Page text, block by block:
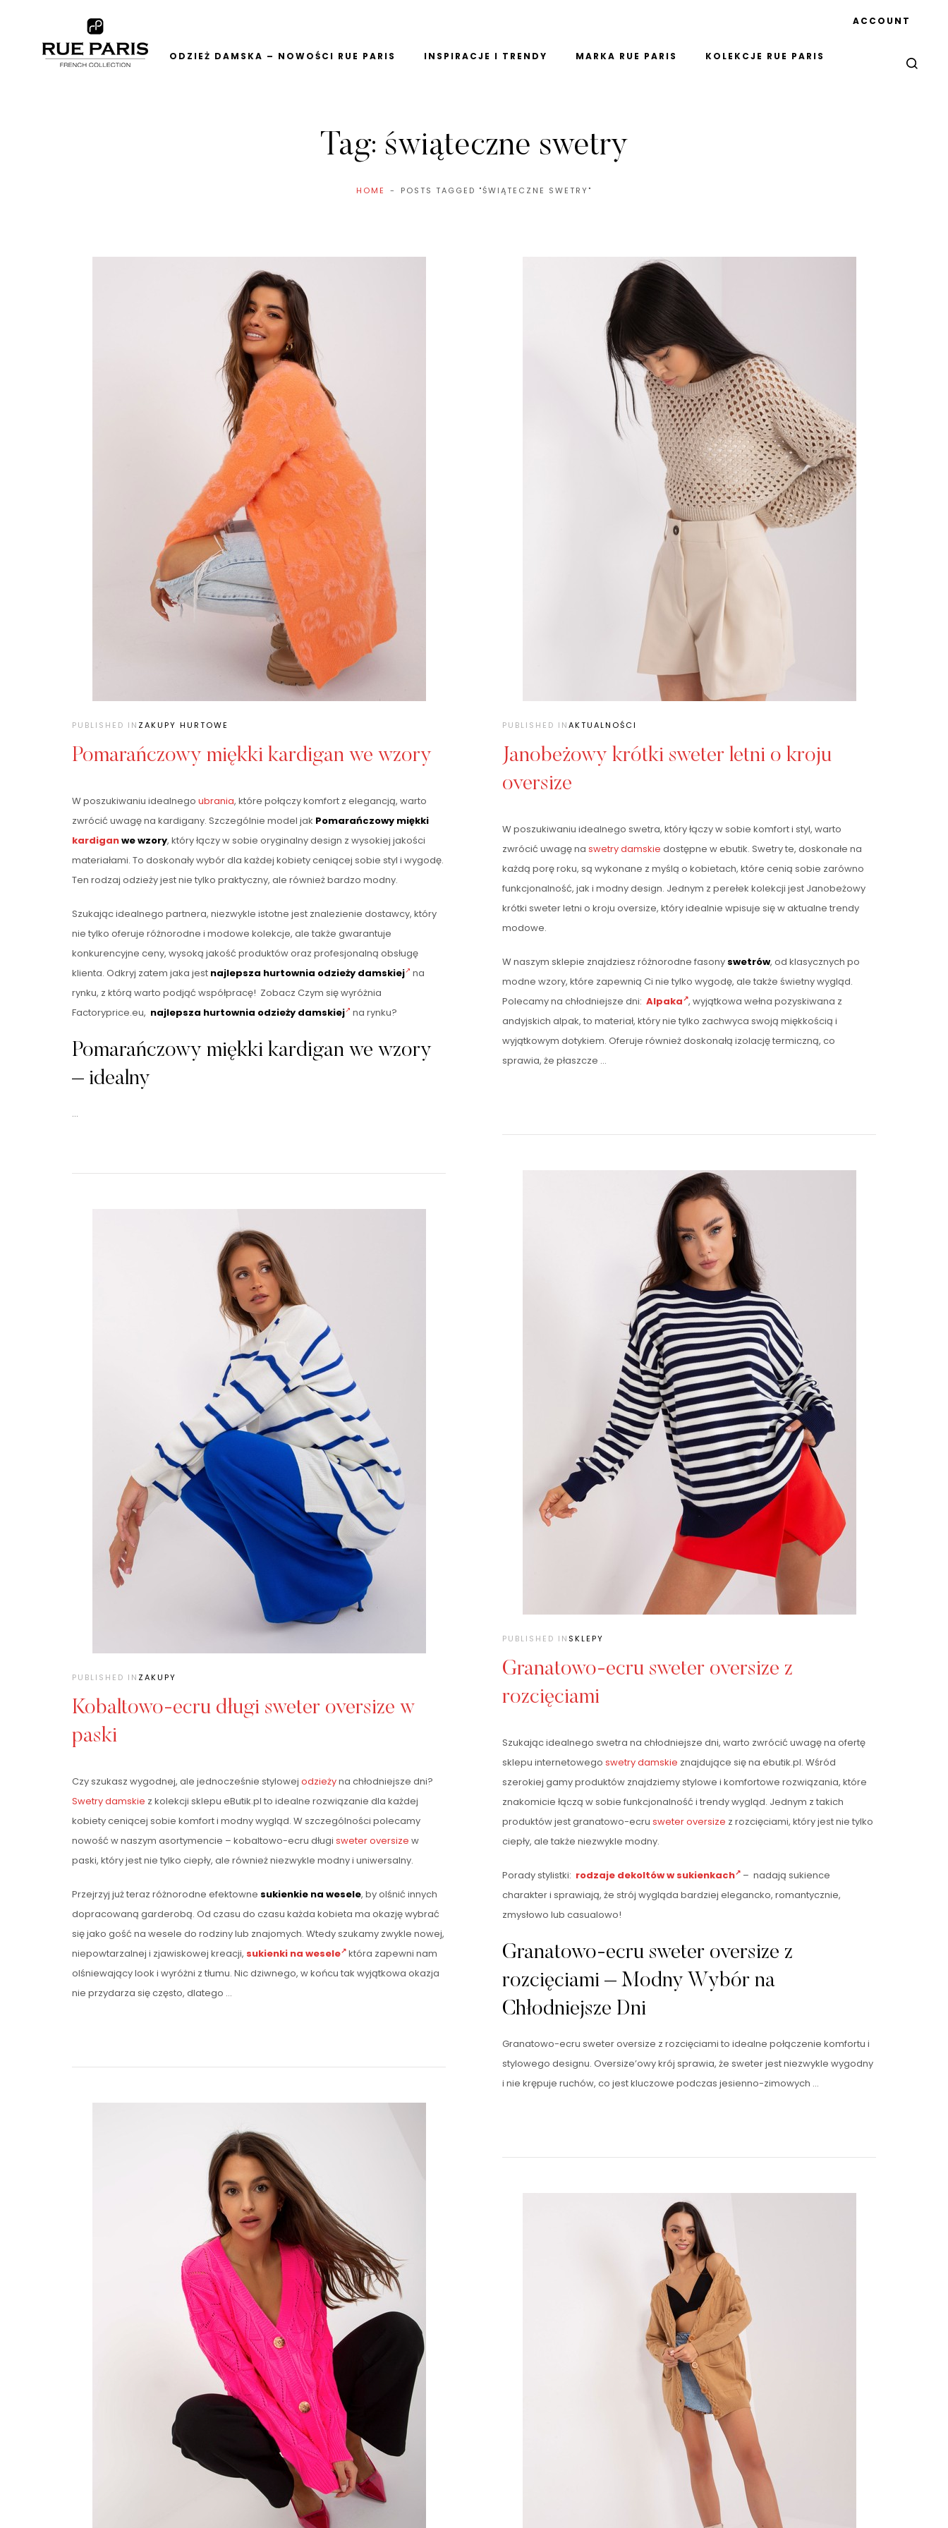
ODZIEŻ DAMSKA – NOWOŚCI RUE PARIS INSPIRACJE I TRENDY MARKA RUE PARIS KOLEKCJE RUE PARIS
ACCOUNT
Tag: świąteczne swetry
HOME POSTS TAGGED "ŚWIĄTECZNE SWETRY"
PUBLISHED IN ZAKUPY HURTOWE
Pomarańczowy miękki kardigan we wzory
W poszukiwaniu idealnego ubrania, które połączy komfort z elegancją, warto
zwrócić uwagę na kardigany. Szczególnie model jak Pomarańczowy miękki
kardiganwe wzory, który łączy w sobie oryginalny design z wysokiej jakości
materiałami. To doskonały wybór dla każdej kobiety ceniącej sobie styl i wygodę.
Ten rodzaj odzieży jest nie tylko praktyczny, ale również bardzo modny.
Szukając idealnego partnera, niezwykle istotne jest znalezienie dostawcy, który
nie tylko oferuje różnorodne i modowe kolekcje, ale także gwarantuje
konkurencyjne ceny, wysoką jakość produktów oraz profesjonalną obsługę
klienta. Odkryj zatem jaka jest najlepsza hurtownia odzieży damskiej na
rynku, z którą warto podjąć współpracę! Zobacz Czym się wyróżnia
Factoryprice.eu, najlepsza hurtownia odzieży damskiej na rynku?
Pomarańczowy miękki kardigan we wzory
– idealny
…
PUBLISHED INAKTUALNOŚCI
Janobeżowy krótki sweter letni o kroju
oversize
W poszukiwaniu idealnego swetra, który łączy w sobie komfort i styl, warto
zwrócić uwagę na swetry damskie dostępne w ebutik. Swetry te, doskonałe na
każdą porę roku, są wykonane z myślą o kobietach, które cenią sobie zarówno
funkcjonalność, jak i modny design. Jednym z perełek kolekcji jest Janobeżowy
krótki sweter letni o kroju oversize, który idealnie wpisuje się w aktualne trendy
modowe.
W naszym sklepie znajdziesz różnorodne fasony swetrów, od klasycznych po
modne wzory, które zapewnią Ci nie tylko wygodę, ale także świetny wygląd.
Polecamy na chłodniejsze dni: Alpaka , wyjątkowa wełna pozyskiwana z
andyjskich alpak, to materiał, który nie tylko zachwyca swoją miękkością i
wyjątkowym dotykiem. Oferuje również doskonałą izolację termiczną, co
sprawia, że płaszcze …
PUBLISHED IN SKLEPY
Granatowo-ecru sweter oversize z
rozcięciami
Szukając idealnego swetra na chłodniejsze dni, warto zwrócić uwagę na ofertę
sklepu internetowego swetry damskie znajdujące się na ebutik.pl. Wśród
szerokiej gamy produktów znajdziemy stylowe i komfortowe rozwiązania, które
znakomicie łączą w sobie funkcjonalność i trendy wygląd. Jednym z takich
produktów jest granatowo-ecru sweter oversize z rozcięciami, który jest nie tylko
ciepły, ale także niezwykle modny.
Porady stylistki: rodzaje dekoltów w sukienkach
– nadają sukience
charakter i sprawiają, że strój wygląda bardziej elegancko, romantycznie,
zmysłowo lub casualowo!
Granatowo-ecru sweter oversize z
rozcięciami – Modny Wybór na
Chłodniejsze Dni
Granatowo-ecru sweter oversize z rozcięciami to idealne połączenie komfortu i
stylowego designu. Oversize’owy krój sprawia, że sweter jest niezwykle wygodny
i nie krępuje ruchów, co jest kluczowe podczas jesienno-zimowych …
PUBLISHED IN ZAKUPY
Kobaltowo-ecru długi sweter oversize w
paski
Czy szukasz wygodnej, ale jednocześnie stylowej odzieżyna chłodniejsze dni?
Swetry damskie z kolekcji sklepu eButik.pl to idealne rozwiązanie dla każdej
kobiety ceniącej sobie komfort i modny wygląd. W szczególności polecamy
nowość w naszym asortymencie – kobaltowo-ecru długi sweter oversize w
paski, który jest nie tylko ciepły, ale również niezwykle modny i uniwersalny.
Przejrzyj już teraz różnorodne efektowne sukienkie na wesele, by olśnić innych
dopracowaną garderobą. Od czasu do czasu każda kobieta ma okazję wybrać
się jako gość na wesele do rodziny lub znajomych. Wtedy szukamy zwykle nowej,
niepowtarzalnej i zjawiskowej kreacji, sukienki na wesele która zapewni nam
olśniewający look i wyróżni z tłumu. Nic dziwnego, w końcu tak wyjątkowa okazja
nie przydarza się często, dlatego …